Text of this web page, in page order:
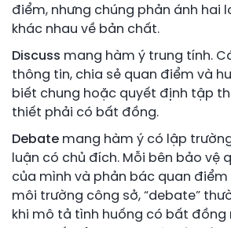
điểm, nhưng chúng phản ánh hai
khác nhau về bản chất.
Discuss mang hàm ý trung tính.
thông tin, chia sẻ quan điểm và
biết chung hoặc quyết định tập
thiết phải có bất đồng.
Debate mang hàm ý có lập
luận có chủ đích. Mỗi bên bảo vệ
của mình và phản bác quan điểm
môi trường công sở, “debate”
khi mô tả tình huống có bất đồng